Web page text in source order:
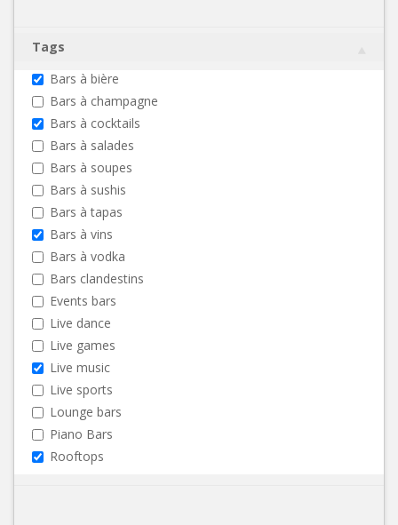
Tags
Bars à bière
Bars à champagne
Bars à cocktails
Bars à salades
Bars à soupes
Bars à sushis
Bars à tapas
Bars à vins
Bars à vodka
Bars clandestins
Events bars
Live dance
Live games
Live music
Live sports
Lounge bars
Piano Bars
Rooftops